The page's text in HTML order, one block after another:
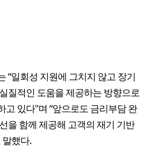
“일회성 지원에 그치지 않고 장기
질적인 도움을 제공하는 방향으로
고 있다"며 “앞으로도 금리부담 완
을 함께 제공해 고객의 재기 기반
했다.